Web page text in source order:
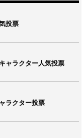
投票
ャラクター人気投票
ラクター投票